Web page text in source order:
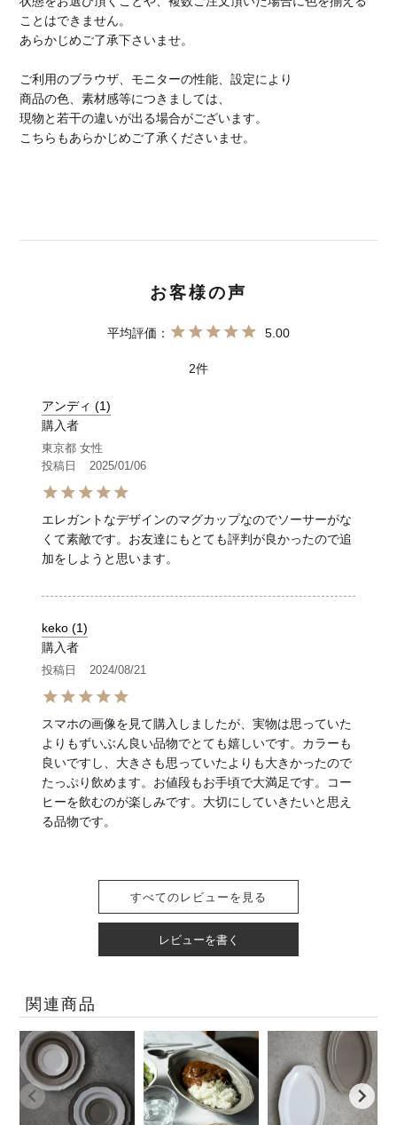
ことはできません。
あらかじめご了承下さいませ。
ご利用のブラウザ、モニターの性能、設定により
商品の色、素材感等につきましては、
現物と若干の違いが出る場合がございます。
こちらもあらかじめご了承くださいませ。
5.00
2
アンディ
1
購入者
東京都 女性
投稿日
2025/01/06
エレガントなデザインのマグカップなのでソーサーがな
くて素敵です。お友達にもとても評判が良かったので追
加をしようと思います。
keko 1
購入者
投稿日 2024/08/21
スマホの画像を見て購入しましたが、実物は思っていた
よりもずいぶん良い品物でとても嬉しいです。カラーも
良いですし、大きさも思っていたよりも大きかったので
たっぷり飲めます。お値段もお手頃で大満足です。コー
ヒーを飲むのが楽しみです。大切にしていきたいと思え
る品物です。
すべてのレビューを見る
レビューを書く
関連商品